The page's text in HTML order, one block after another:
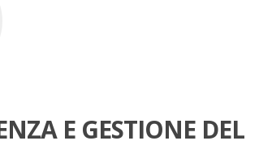
E GESTIONE DEL